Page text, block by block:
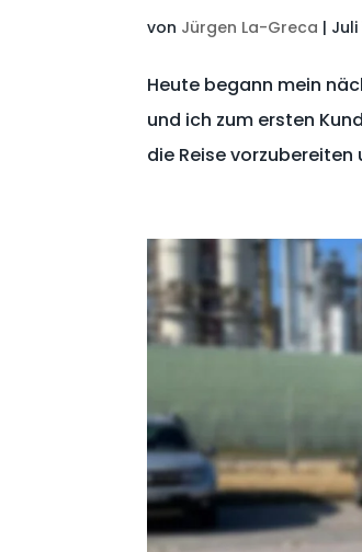
von Jürgen La-Greca | Juli
Heute begann mein
und ich zum ersten
die Reise